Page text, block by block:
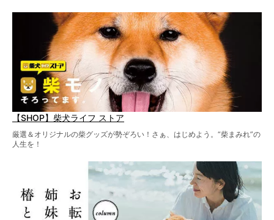
【SHOP】柴犬ライフ ストア
厳選＆オリジナルの柴グッズが勢ぞろい！さぁ、はじめよう。“柴まみれ”の
人生を！